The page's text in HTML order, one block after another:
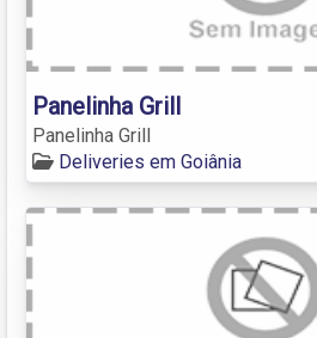
Panelinha Grill
Panelinha Grill
Deliveries em Goiânia